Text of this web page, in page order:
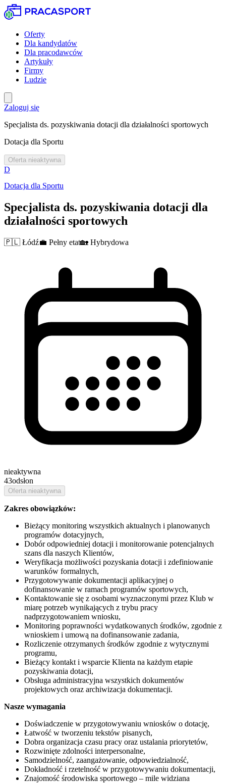
Oferty
Dla kandydatów
Dla pracodawców
Artykuły
Firmy
Ludzie
Zaloguj się
Specjalista ds. pozyskiwania dotacji dla działalności sportowych
Dotacja dla Sportu
Oferta nieaktywna
D
Dotacja dla Sportu
Specjalista ds. pozyskiwania dotacji dla
działalności sportowych
🇵🇱 Łódź💼 Pełny etat🏡 Hybrydowa
nieaktywna
43odsłon
Oferta nieaktywna
Zakres obowiązków:
Bieżący monitoring wszystkich aktualnych i planowanych
programów dotacyjnych,
Dobór odpowiedniej dotacji i monitorowanie potencjalnych
szans dla naszych Klientów,
Weryfikacja możliwości pozyskania dotacji i zdefiniowanie
warunków formalnych,
Przygotowywanie dokumentacji aplikacyjnej o
dofinansowanie w ramach programów sportowych,
Kontaktowanie się z osobami wyznaczonymi przez Klub w
miarę potrzeb wynikających z trybu pracy
nadprzygotowaniem wniosku,
Monitoring poprawności wydatkowanych środków, zgodnie z
wnioskiem i umową na dofinansowanie zadania,
Rozliczenie otrzymanych środków zgodnie z wytycznymi
programu,
Bieżący kontakt i wsparcie Klienta na każdym etapie
pozyskiwania dotacji,
Obsługa administracyjna wszystkich dokumentów
projektowych oraz archiwizacja dokumentacji.
Nasze wymagania
Doświadczenie w przygotowywaniu wniosków o dotację,
Łatwość w tworzeniu tekstów pisanych,
Dobra organizacja czasu pracy oraz ustalania priorytetów,
Rozwinięte zdolności interpersonalne,
Samodzielność, zaangażowanie, odpowiedzialność,
Dokładność i rzetelność w przygotowywaniu dokumentacji,
Znajomość środowiska sportowego – mile widziana